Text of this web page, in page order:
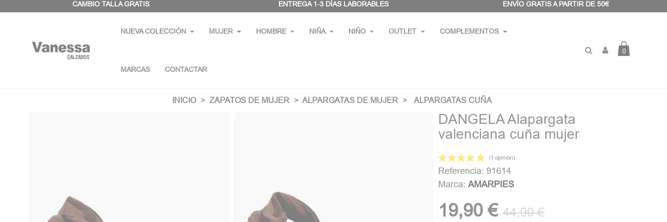
CAMBIO TALLA GRATIS ENTREGA 1-3 DÍAS LABORABLES ENVÍO GRATIS A PARTIR DE 50€
NUEVA COLECCIÓN MUJER HOMBRE NIÑA NIÑO OUTLET COMPLEMENTOS
MARCAS CONTACTAR
0
INICIO ZAPATOS DE MUJER ALPARGATAS DE MUJER ALPARGATAS CUÑA
DANGELA Alapargata
valenciana cuña mujer
Referencia: 91614
Marca:AMARPIES
19,90 € 44,90 €
Panel de gestión de cookies